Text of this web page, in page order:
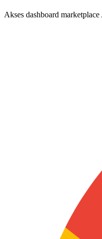
Akses dashboard marketplace